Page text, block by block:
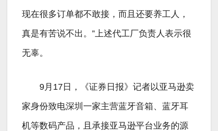
现在很多订单都不敢接，而且还要养工人，
真是有苦说不出。”上述代工厂负责人表示很
无辜。
9月17日，《证券日报》记者以亚马逊卖
家身份致电深圳一家主营蓝牙音箱、蓝牙耳
机等数码产品，且承接亚马逊平台业务的源